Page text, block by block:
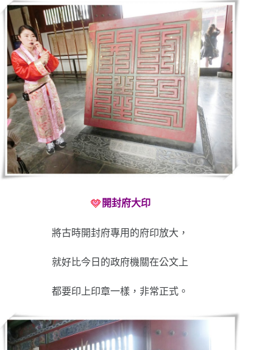
開封府大印
將古時開封府專用的府印放大，
就好比今日的政府機關在公文上
都要印上印章一樣，非常正式。